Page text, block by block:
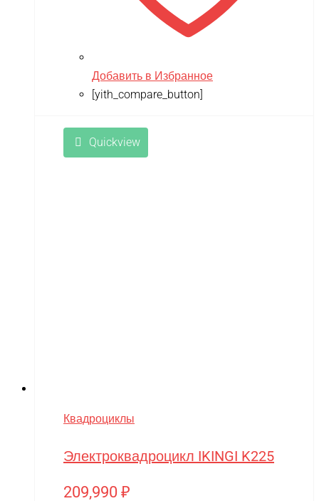
Добавить в Избранное
[yith_compare_button]
Quickview
Квадроциклы
Электроквадроцикл IKINGI K225
209,990 ₽